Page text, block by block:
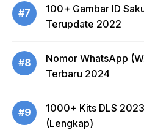
#7
100+ Gambar ID
Terupdate 2022
#8
Nomor WhatsApp
Terbaru 2024
#9
1000+ Kits DLS
(Lengkap)